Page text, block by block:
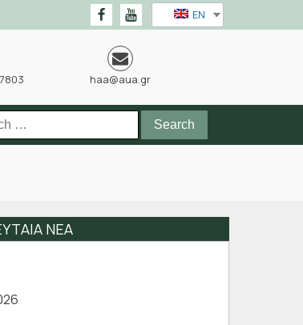
EN
haa@aua.gr
ΝΕΑ